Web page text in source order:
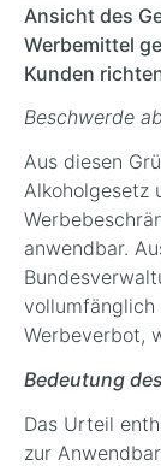
Ansicht des
Werbemittel
Kunden
Beschwerde
Aus diesen
Alkoholgesetz
anwendbar.
Werbeverbot,
Bedeutung
Das Urteil
zur